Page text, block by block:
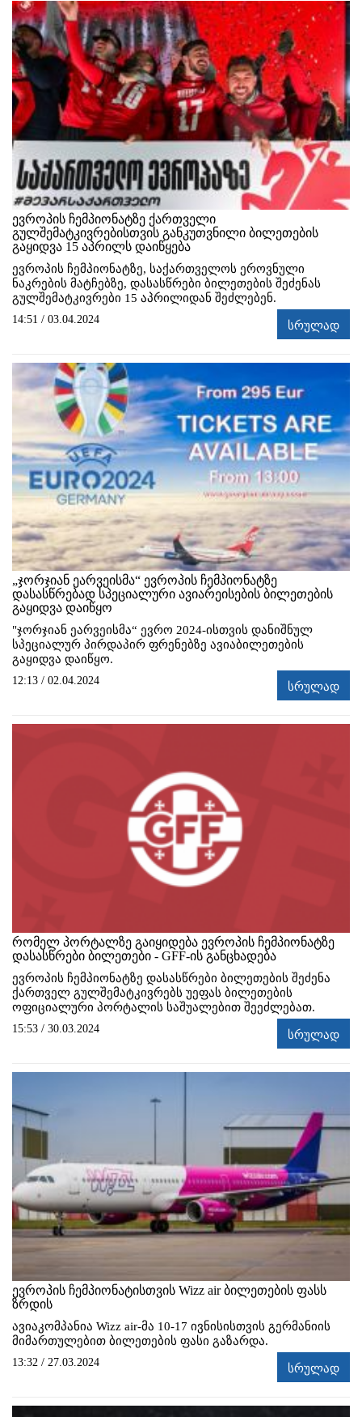
ევროპის ჩემპიონატზე ქართველი
გულშემატკივრებისთვის განკუთვნილი ბილეთების
გაყიდვა 15 აპრილს დაიწყება
ევროპის ჩემპიონატზე, საქართველოს ეროვნული
ნაკრების მატჩებზე, დასასწრები ბილეთების შეძენას
გულშემატკივრები 15 აპრილიდან შეძლებენ.
14:51 / 03.04.2024 სრულად
„ჯორჯიან ეარვეისმა“ ევროპის ჩემპიონატზე
დასასწრებად სპეციალური ავიარეისების ბილეთების
გაყიდვა დაიწყო
"ჯორჯიან ეარვეისმა“ ევრო 2024-ისთვის დანიშნულ
სპეციალურ პირდაპირ ფრენებზე ავიაბილეთების
გაყიდვა დაიწყო.
12:13 / 02.04.2024 სრულად
რომელ პორტალზე გაიყიდება ევროპის ჩემპიონატზე
დასასწრები ბილეთები - GFF-ის განცხადება
ევროპის ჩემპიონატზე დასასწრები ბილეთების შეძენა
ქართველ გულშემატკივრებს უეფას ბილეთების
ოფიციალური პორტალის საშუალებით შეეძლებათ.
15:53 / 30.03.2024 სრულად
ევროპის ჩემპიონატისთვის Wizz air ბილეთების ფასს
ზრდის
ავიაკომპანია Wizz air-მა 10-17 ივნისისთვის გერმანიის
მიმართულებით ბილეთების ფასი გაზარდა.
13:32 / 27.03.2024 სრულად